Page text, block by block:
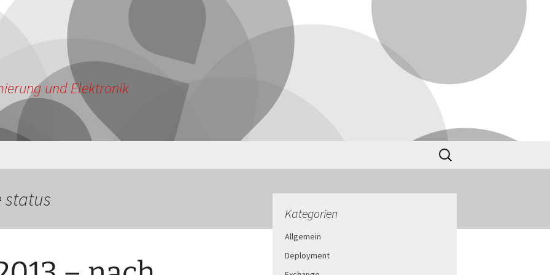
und Elektronik
Suchen
nach:
status
Kategorien
Allgemein
Deployment